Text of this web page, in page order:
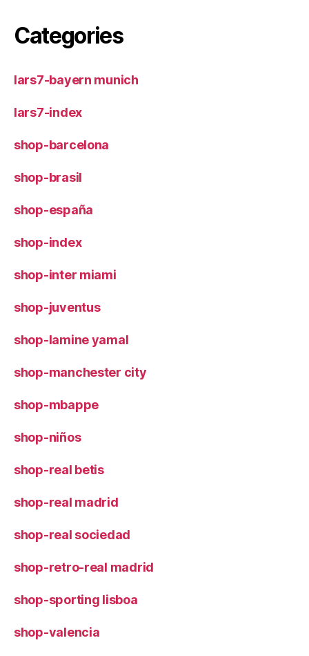
Categories
lars7-bayern munich
lars7-index
shop-barcelona
shop-brasil
shop-españa
shop-index
shop-inter miami
shop-juventus
shop-lamine yamal
shop-manchester city
shop-mbappe
shop-niños
shop-real betis
shop-real madrid
shop-real sociedad
shop-retro-real madrid
shop-sporting lisboa
shop-valencia